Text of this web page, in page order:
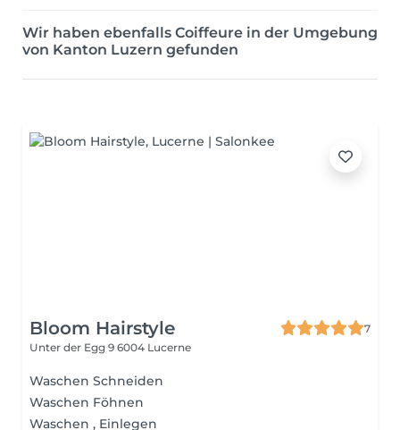
Wir haben ebenfalls Coiffeure in der Umgebung
von Kanton Luzern gefunden
Bloom Hairstyle
7
Unter der Egg 9 6004 Lucerne
Waschen Schneiden
Waschen Föhnen
Waschen , Einlegen